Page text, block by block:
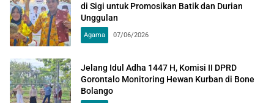
di Sigi untuk Promosikan Batik dan Durian
Unggulan
Agama 07/06/2026
Jelang Idul Adha 1447 H, Komisi II DPRD
Gorontalo Monitoring Hewan Kurban di Bone
Bolango